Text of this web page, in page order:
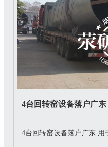
4台回转窑设备落户广
4台回转窑设备落户广东 用